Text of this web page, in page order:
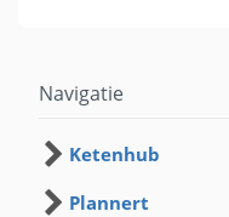
Navigatie
Ketenhub
Plannert